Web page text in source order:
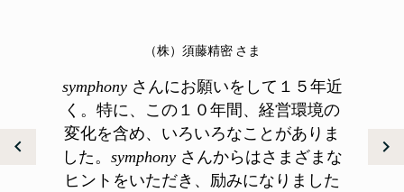
（株）須藤精密 さま
symphony さんにお願いをして１５年近
く。特に、この１０年間、経営環境の
変化を含め、いろいろなことがありま
した。 symphony さんからはさまざまな
ヒントをいただき、励みになりました